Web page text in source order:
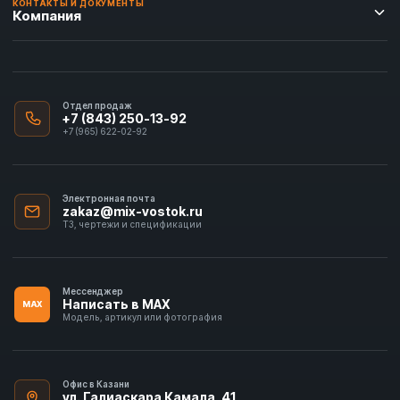
КОНТАКТЫ И ДОКУМЕНТЫ
Компания
Отдел продаж
+7 (843) 250-13-92
+7 (965) 622-02-92
Электронная почта
zakaz@mix-vostok.ru
ТЗ, чертежи и спецификации
MAX
Мессенджер
Написать в MAX
Модель, артикул или фотография
Офис в Казани